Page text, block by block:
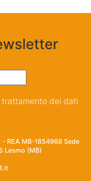
dei dati
REA MB-1854968 Sede
Lesmo (MB)